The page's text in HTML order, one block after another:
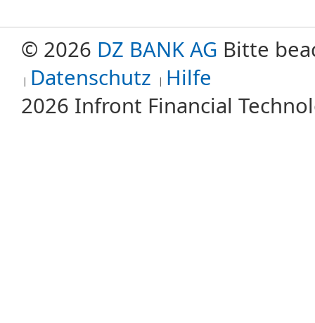
© 2026 DZ BANK AG Bitte
Datenschutz Hilfe
2026 Infront Financial